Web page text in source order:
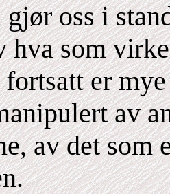
gjør oss i
hva som
er
av
av det som